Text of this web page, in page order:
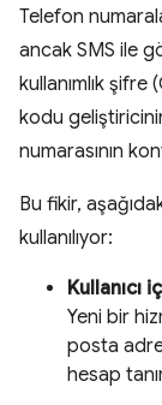
Telefon
ancak SMS ile
kullanımlık şifre
kodu
numarasının
Bu fikir,
kullanılıyor:
Kullanıcı
Yeni bir
posta
hesap